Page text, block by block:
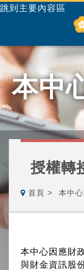
跳到主要內容區
本中
授權轉
首頁 本中
本中心因應財
與財金資訊股